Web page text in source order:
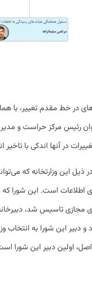
در خط مقدم تغییر، با
رئیس مرکز حراست و
در آنها اندکی با
ذیل این وزارتخانه که
مجازی تاسیس شد،
و دبیر این شورا به
اولین دبیر این شورا